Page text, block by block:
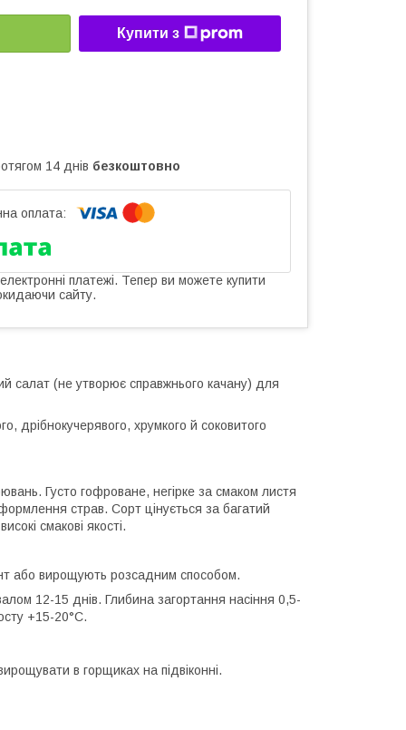
Купити з
14 днів безкоштовно
платежі. Тепер ви можете купити
сайту.
салат (не утворює справжнього качану) для
дрібнокучерявого, хрумкого й соковитого
Густо гофроване, негірке за смаком листя
страв. Сорт цінується за багатий
смакові якості.
або вирощують розсадним способом.
12-15 днів. Глибина загортання насіння 0,5-
+15-20°С.
в горщиках на підвіконні.